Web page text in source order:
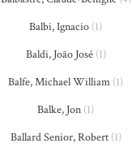
Balbi, Ignacio (1)
Baldi, João José(1)
Balfe, Michael William (1)
Balke, Jon (1)
Ballard Senior, Robert(1)